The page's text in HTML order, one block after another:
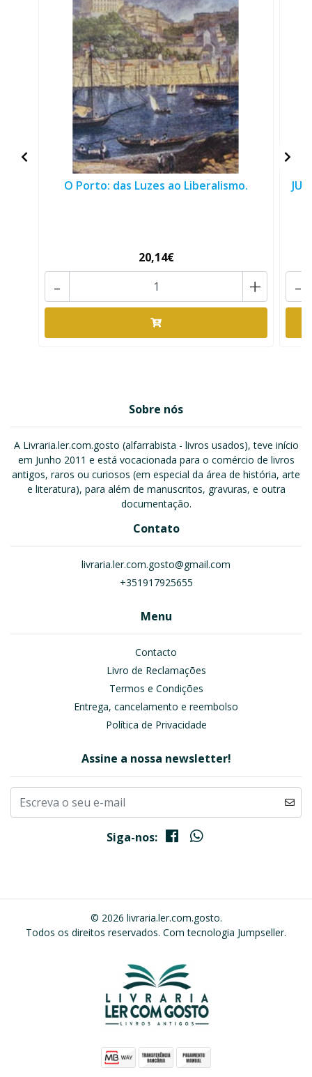
O Porto: das Luzes ao Liberalismo.
20,14€
+
- -
Sobre nós
A Livraria.ler.com.gosto (alfarrabista - livros usados), teve início
em Junho 2011 e está vocacionada para o comércio de livros
antigos, raros ou curiosos (em especial da área de história, arte
e literatura), para além de manuscritos, gravuras, e outra
documentação.
Contato
livraria.ler.com.gosto@gmail.com
+351917925655
Menu
Contacto
Livro de Reclamações
Termos e Condições
Entrega, cancelamento e reembolso
Política de Privacidade
Assine a nossa newsletter!
Siga-nos:
© 2026 livraria.ler.com.gosto.
Todos os direitos reservados. Com tecnologia Jumpseller.